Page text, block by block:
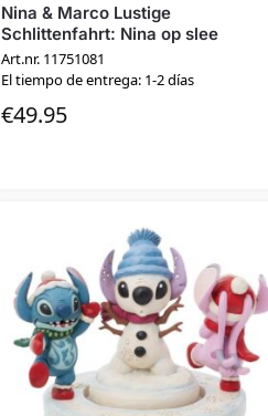
Nina & Marco Lustige
Schlittenfahrt: Nina op slee
Art.nr. 11751081
El tiempo de entrega: 1-2 días
€49.95